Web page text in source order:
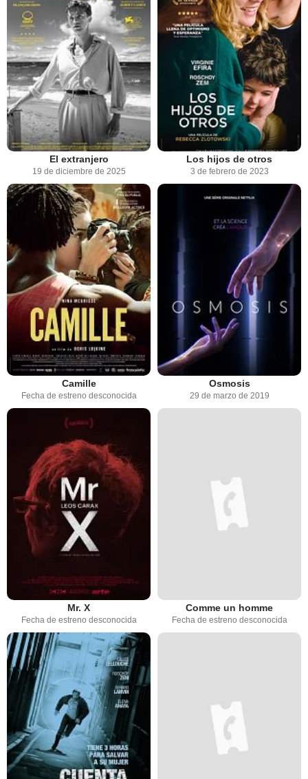
El extranjero
19 de diciembre de 2025
Los hijos de otros
3 de febrero de 2023
Camille
Fecha de estreno desconocida
Osmosis
29 de marzo de 2019
Mr. X
Fecha de estreno desconocida
Comme un homme
Fecha de estreno desconocida